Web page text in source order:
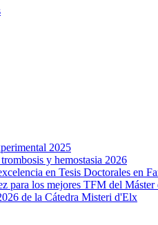
2025
y hemostasia 2026
en Tesis Doctorales en
para los mejores TFM del
de la Cátedra Misteri d'Elx